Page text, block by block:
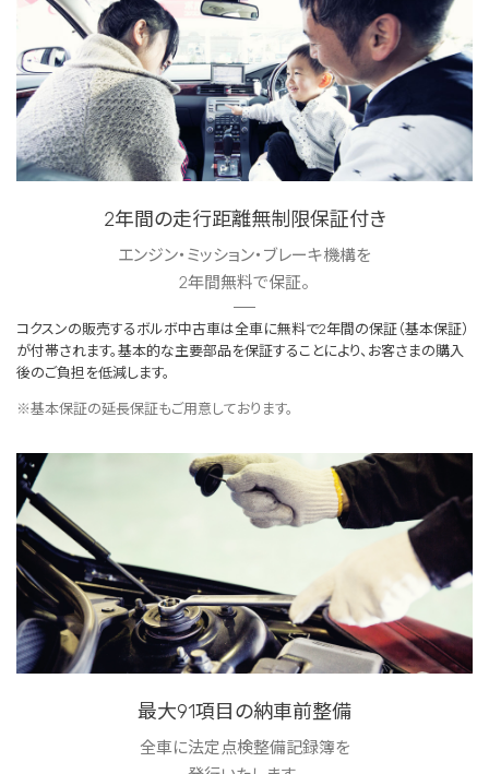
2年間の走行距離無制限保証付き
エンジン・ミッション・ブレーキ機構を
2年間無料で保証。
コクスンの販売するボルボ中古車は全車に無料で2年間の保証（基本保証）
が付帯されます。基本的な主要部品を保証することにより、お客さまの購入
後のご負担を低減します。
※基本保証の延長保証もご用意しております。
最大91項目の納車前整備
全車に法定点検整備記録簿を